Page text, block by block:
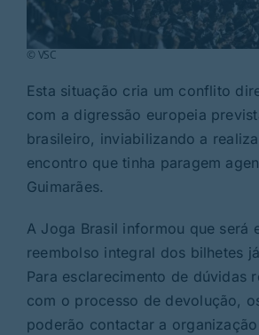
© VSC
Esta situação cria um conflito
com a digressão europeia
brasileiro, inviabilizando a
encontro que tinha paragem
Guimarães.
A Joga Brasil informou que será
reembolso integral dos bilhetes
Para esclarecimento de dúvidas
com o processo de devolução,
poderão contactar a